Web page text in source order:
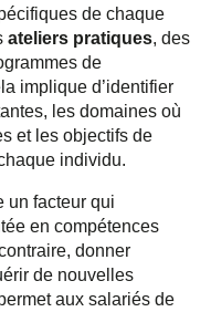
de chaque
ateliers pratiques, des
de
implique d’identifier
les domaines où
et les objectifs de
individu.
un facteur qui
en compétences
donner
de nouvelles
aux salariés de